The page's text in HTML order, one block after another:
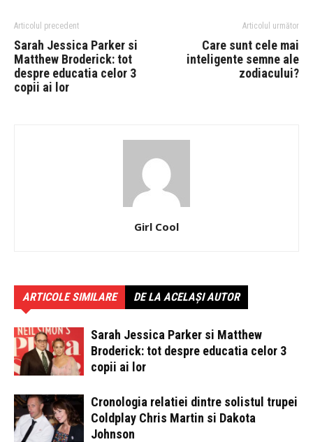
Articolul precedent
Sarah Jessica Parker si
Matthew Broderick: tot
despre educatia celor 3
copii ai lor
Articolul următor
Care sunt cele mai
inteligente semne ale
zodiacului?
Girl Cool
ARTICOLE SIMILARE DE LA ACELAȘI AUTOR
Sarah Jessica Parker si Matthew
Broderick: tot despre educatia celor 3
copii ai lor
Cronologia relatiei dintre solistul trupei
Coldplay Chris Martin si Dakota
Johnson